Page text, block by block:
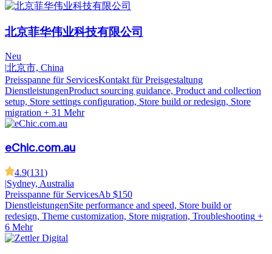
北京菲华伟业科技有限公司
Neu
|北京市, China
Preisspanne für ServicesKontakt für Preisgestaltung
DienstleistungenProduct sourcing guidance, Product and collection
setup, Store settings configuration, Store build or redesign, Store
migration + 31 Mehr
eChic.com.au
4.9(131)
|Sydney, Australia
Preisspanne für ServicesAb $150
DienstleistungenSite performance and speed, Store build or
redesign, Theme customization, Store migration, Troubleshooting +
6 Mehr